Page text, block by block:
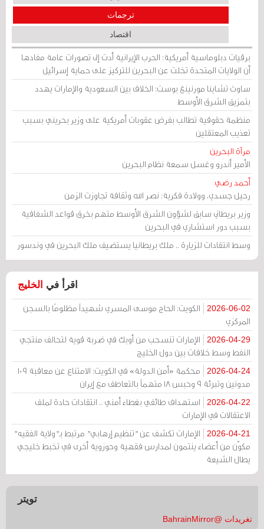
ترجمات
اقتصاد
برقيات دبلوماسية أمريكية: الحرب الإيرانية أدت إلى تصورات عامة مفادها
أن الولايات المتحدة تخلت عن البحرين للتركيز على حماية إسرائيل
ساوث تشاينا مورنينغ بوست: الخلاف بين السعودية والإمارات يهدد
بتمزيق الشرق الأوسط
منظمة حقوقية تطالب بفرض عقوبات أمريكية على وزير بحريني بسبب
تعذيب المعتقلين
مرآة البحرين
الأمير أندرو وغسل سمعة نظام البحرين
أحمد رضي
رحيل جسدي، وولادة فكرية: نصر الله وثقافة تجاوزت الزمن
وزير بريطاني سابق لشؤون الشرق الأوسط متهم بخرق قواعد الشفافية
بسبب دور استشاري في البحرين
وسط انتقادات للزيارة .. ملك بريطانيا يستضيف ملك البحرين في وندسور
اقرأ في الخليج
2026-06-02
الكويت: الحاج موسى المسري شهيداً مظلومًا بالسجن
المركزي
2026-04-29
الإمارات تنسحب من أوبك في ضربة قوية لتحالف منتجي
النفط وسط خلافات بين دول الخليج
2026-04-24
محكمة «أمن الدولة» في الكويت: الامتناع عن معاقبة 109
مدونين وتبرئة 9 وحبس 18 متهماً بالتعاطف مع إيران
2026-04-22
استهداف طائفي بغطاء أمني .. انتقادات حادة لملف
الاعتقالات في الإمارات
2026-04-21
الإمارات تكشف عن "تنظيم إرهابي" مرتبط بـ"ولاية الفقيه"
مكوّن من أعضاء ينتمون لمدارس فقهية وحوزوية أخرى في تخبط خليجي
يطال الشيعة
تويتر
تغريدات @BahrainMirror